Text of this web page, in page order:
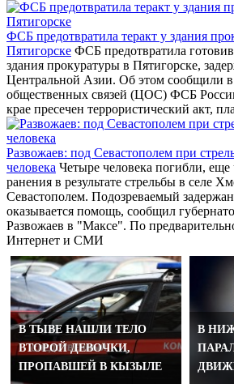
ФСБ предотвратила теракт у здания
Пятигорске ФСБ предотвратила
здания прокуратуры в Пятигорске,
Центральной Азии. Об этом сообщили
общественных связей (ЦОС) ФСБ
крае пресечен террористический акт,
Развожаев: под Севастополем при
человека Четыре человека погибли, еще
ранения в результате стрельбы в селе
Севастополем. Подозреваемый
оказывается помощь, сообщил
Развожаев в "Максе". По
Интернет и СМИ
В ТЫВЕ НАШЛИ ТЕЛО
ВТОРОЙ ДЕВОЧКИ,
ПРОПАВШЕЙ В КЫЗЫЛЕ
В